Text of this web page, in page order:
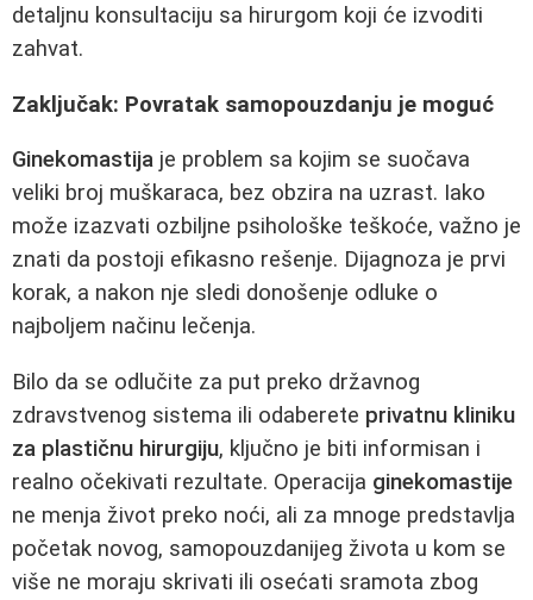
detaljnu konsultaciju sa hirurgom koji će izvoditi
zahvat.
Zaključak: Povratak samopouzdanju je moguć
Ginekomastija je problem sa kojim se suočava
veliki broj muškaraca, bez obzira na uzrast. Iako
može izazvati ozbiljne psihološke teškoće, važno je
znati da postoji efikasno rešenje. Dijagnoza je prvi
korak, a nakon nje sledi donošenje odluke o
najboljem načinu lečenja.
Bilo da se odlučite za put preko državnog
zdravstvenog sistema ili odaberete privatnu kliniku
za plastičnu hirurgiju, ključno je biti informisan i
realno očekivati rezultate. Operacija ginekomastije
ne menja život preko noći, ali za mnoge predstavlja
početak novog, samopouzdanijeg života u kom se
više ne moraju skrivati ili osećati sramota zbog